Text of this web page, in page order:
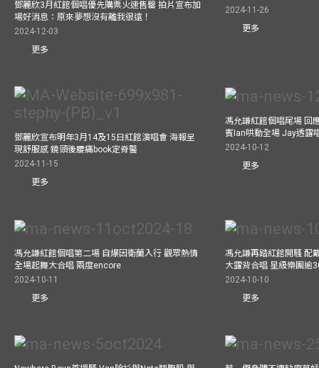
鄧麗欣3月紅館個唱優先購票火速售罄 拍片宣布加
場好消息：原來夢想沒有離我很遠！
2024-12-03
更多
2024-11-26
更多
鄧麗欣宣布明年3月14及15日紅館演唱會 海報呈
現舒服感 鏡頭後腰痛book定脊醫
2024-11-15
更多
馮允謙紅館個唱尾場 回
賓Ian哄動全場 Jay透露
2024-10-12
更多
馮允謙紅館個唱第二場 自爆因衛蘭入行 觀眾熱情
全場起舞大合唱 兩度encore
2024-10-11
更多
馮允謙再踏紅館開騷 配
大露背合唱 星級樂團逾
2024-10-10
更多